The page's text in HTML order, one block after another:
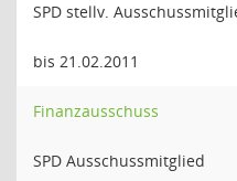
SPD stellv.
bis 21.02.2011
Finanzausschuss
SPD Ausschussmitglied